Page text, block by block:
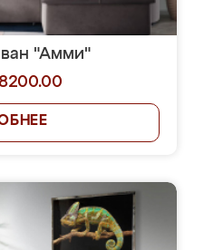
"Амми"